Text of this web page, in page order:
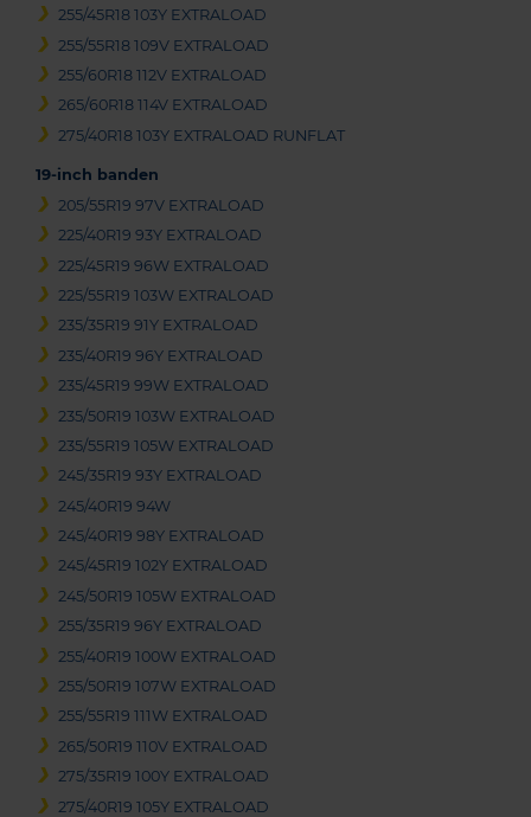
255/45R18 103Y EXTRALOAD
255/55R18 109V EXTRALOAD
255/60R18 112V EXTRALOAD
265/60R18 114V EXTRALOAD
275/40R18 103Y EXTRALOAD RUNFLAT
19-inch banden
205/55R19 97V EXTRALOAD
225/40R19 93Y EXTRALOAD
225/45R19 96W EXTRALOAD
225/55R19 103W EXTRALOAD
235/35R19 91Y EXTRALOAD
235/40R19 96Y EXTRALOAD
235/45R19 99W EXTRALOAD
235/50R19 103W EXTRALOAD
235/55R19 105W EXTRALOAD
245/35R19 93Y EXTRALOAD
245/40R19 94W
245/40R19 98Y EXTRALOAD
245/45R19 102Y EXTRALOAD
245/50R19 105W EXTRALOAD
255/35R19 96Y EXTRALOAD
255/40R19 100W EXTRALOAD
255/50R19 107W EXTRALOAD
255/55R19 111W EXTRALOAD
265/50R19 110V EXTRALOAD
275/35R19 100Y EXTRALOAD
275/40R19 105Y EXTRALOAD